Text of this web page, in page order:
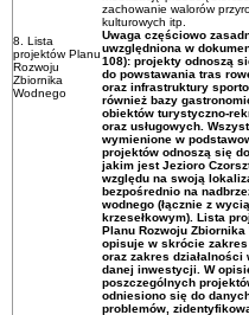
8. Lista
projektów Planu
Rozwoju
Zbiornika
Wodnego
zachowanie walorów
kulturowych itp.
Uwaga częściowo
uwzględniona w
108): projekty odnoszą
do powstawania tras
oraz infrastruktury
również bazy
obiektów turystyczno-
oraz usługowych.
wymienione w
projektów odnoszą się
jakim jest Jezioro
względu na swoją
bezpośrednio na
wodnego (łącznie z
krzesełkowym). Lista
Planu Rozwoju Zbiornika
opisuje w skrócie
oraz zakres działalności
danej inwestycji. W
poszczególnych
odniesiono się do
problemów,